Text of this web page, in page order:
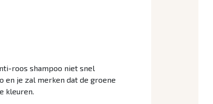
roos shampoo niet snel
en je zal merken dat de groene
kleuren.